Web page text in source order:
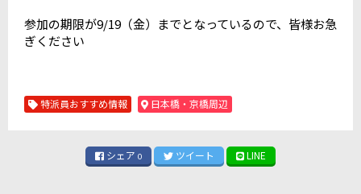
参加の期限が9/19（金）までとなっているので、皆様お急
ぎください
特派員おすすめ情報 日本橋・京橋周辺
シェア 0 ツイート LINE